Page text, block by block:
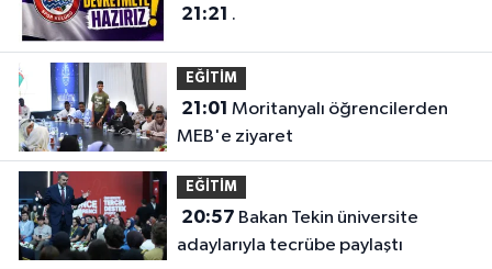
21:21 .
EĞİTİM
21:01
MEB'e ziyaret
EĞİTİM
20:57
adaylarıyla tecrübe paylaştı